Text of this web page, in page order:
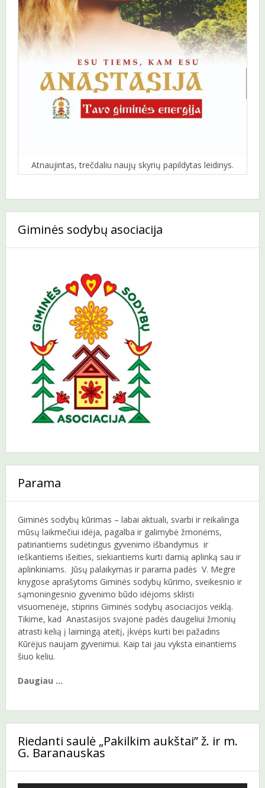
Atnaujintas, trečdaliu naujų skyrių papildytas leidinys.
Giminės sodybų asociacija
Parama
Giminės sodybų kūrimas – labai aktuali, svarbi ir reikalinga
mūsų laikmečiui idėja, pagalba ir galimybė žmonėms,
patiriantiems sudėtingus gyvenimo išbandymus ir
ieškantiems išeities, siekiantiems kurti darnią aplinką sau ir
aplinkiniams. Jūsų palaikymas ir parama padės V. Megre
knygose aprašytoms Giminės sodybų kūrimo, sveikesnio ir
sąmoningesnio gyvenimo būdo idėjoms sklisti
visuomenėje, stiprins Giminės sodybų asociacijos veiklą.
Tikime, kad Anastasijos svajonė padės daugeliui žmonių
atrasti kelią į laimingą ateitį, įkvėps kurti bei pažadins
Kūrėjus naujam gyvenimui. Kaip tai jau vyksta einantiems
šiuo keliu.
Daugiau …
Riedanti saulė „Pakilkim aukštai” ž. ir m.
G. Baranauskas